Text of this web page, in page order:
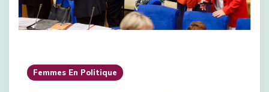
Femmes En Politique